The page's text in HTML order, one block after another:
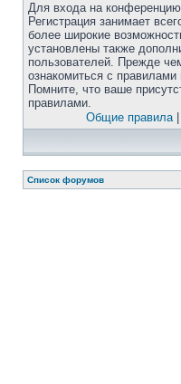
Для входа на
Регистрация занимает
более широкие
установлены также
пользователей. Прежде
ознакомиться с
Помните, что ваше
правилами.
Общие правила|
Список форумов